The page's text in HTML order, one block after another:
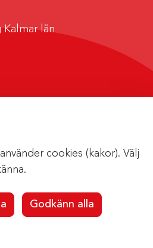
cookies (kakor). Välj
Godkänn alla
Kalmar län